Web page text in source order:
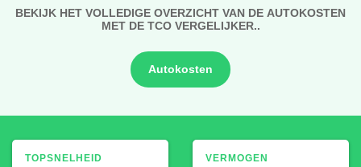
BEKIJK HET VOLLEDIGE OVERZICHT VAN DE AUTOKOSTEN
MET DE TCO VERGELIJKER..
Autokosten
TOPSNELHEID VERMOGEN